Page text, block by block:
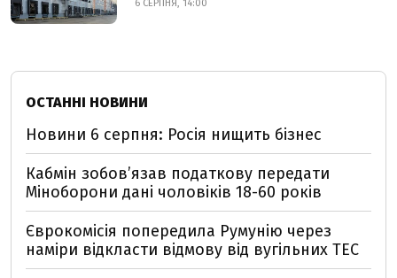
6 СЕРПНЯ, 14:00
ОСТАННІ НОВИНИ
Новини 6 серпня: Росія нищить бізнес
Кабмін зобовʼязав податкову передати
Міноборони дані чоловіків 18-60 років
Єврокомісія попередила Румунію через
наміри відкласти відмову від вугільних ТЕС